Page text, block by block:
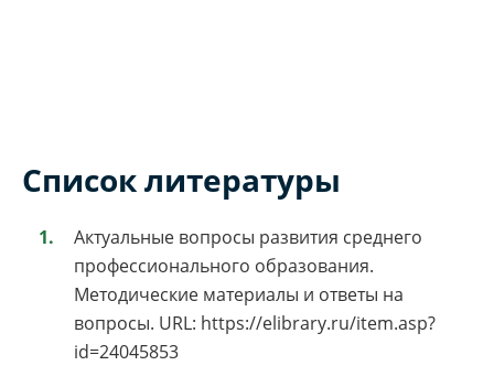
Список литературы
Актуальные вопросы развития среднего
профессионального образования.
Методические материалы и ответы на
вопросы. URL: https://elibrary.ru/item.asp?
id=24045853